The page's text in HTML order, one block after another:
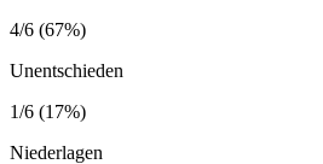
4/6 (67%)
Unentschieden
1/6 (17%)
Niederlagen